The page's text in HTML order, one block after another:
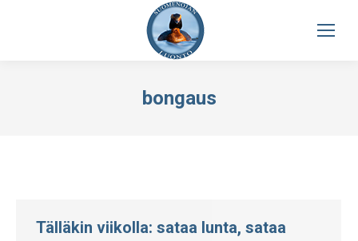
bongaus
Tälläkin viikolla: sataa lunta, sataa